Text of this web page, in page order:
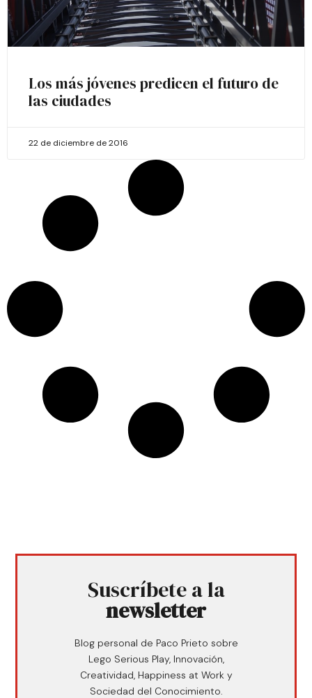
Los más jóvenes predicen el futuro de
las ciudades
22 de diciembre de 2016
Suscríbete a la
newsletter
Blog personal de Paco Prieto sobre
Lego Serious Play, Innovación,
Creatividad, Happiness at Work y
Sociedad del Conocimiento.